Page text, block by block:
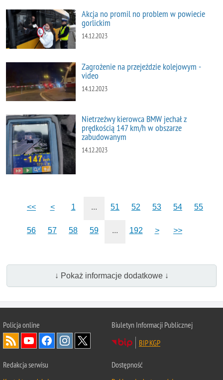
Akcja no promil no problem w powiecie
gorlickim
14.12.2023
Zagrożenie na przejeździe kolejowym -
video
14.12.2023
Nietrzeźwy kierowca BMW jechał z
prędkością 147 km/h w obszarze
zabudowanym
14.12.2023
<< < 1 ... 51 52 53 54 55
56 57 58 59 ... 192 > >>
↓ Pokaż informacje dodatkowe ↓
Policjaonline
Biuletyn Informacji Publicznej
BIP KGP
Redakcja serwisu
Dostępność